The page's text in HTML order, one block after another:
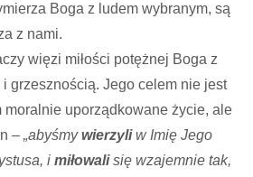
Boga z ludem wybranym, są
z nami.
więzi miłości potężnej Boga z
grzesznością. Jego celem nie jest
moralnie uporządkowane życie, ale
– „abyśmywierzyliw Imię Jego
i miłowalisię wzajemnie tak,